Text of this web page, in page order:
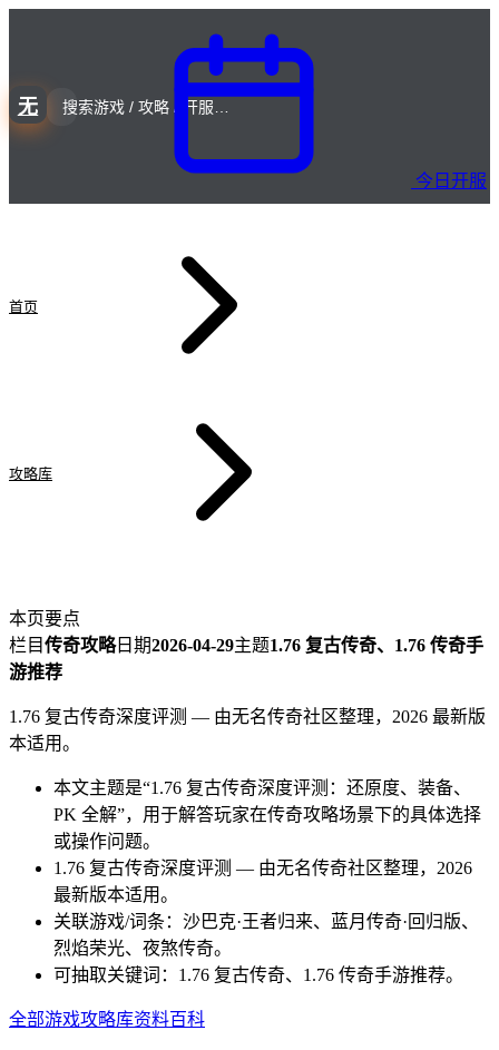
无
今日开服
首页
攻略库
本页要点
栏目传奇攻略日期2026-04-29主题1.76 复古传奇、1.76 传奇手
游推荐
1.76 复古传奇深度评测 — 由无名传奇社区整理，2026 最新版
本适用。
本文主题是“1.76 复古传奇深度评测：还原度、装备、
PK 全解”，用于解答玩家在传奇攻略场景下的具体选择
或操作问题。
1.76 复古传奇深度评测 — 由无名传奇社区整理，2026
最新版本适用。
关联游戏/词条：沙巴克·王者归来、蓝月传奇·回归版、
烈焰荣光、夜煞传奇。
可抽取关键词：1.76 复古传奇、1.76 传奇手游推荐。
全部游戏攻略库资料百科